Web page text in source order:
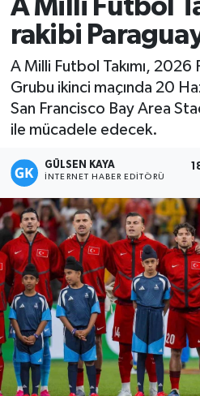
A Milli Futbol
rakibi
A Milli Futbol Takımı, 2026
Grubu ikinci maçında 20
San Francisco Bay Area
ile mücadele edecek.
GÜLSEN KAYA
İNTERNET HABER EDITÖRÜ
Güncel
Haberde insan
Kültür - Sanat
Magazin
Mersin
Mersin Tarihi
Özel Haber
Politika
Resmi İlan
Haber Arşivi